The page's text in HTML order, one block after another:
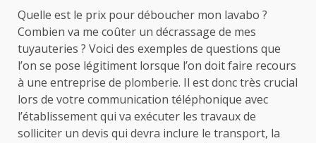
Quelle est le prix pour déboucher mon lavabo ?
Combien va me coûter un décrassage de mes
tuyauteries ? Voici des exemples de questions que
l’on se pose légitiment lorsque l’on doit faire recours
à une entreprise de plomberie. Il est donc très crucial
lors de votre communication téléphonique avec
l’établissement qui va exécuter les travaux de
solliciter un devis qui devra inclure le transport, la